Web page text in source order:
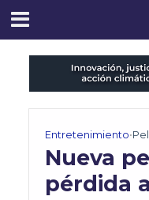
Entretenimiento•
Nueva
pérdida